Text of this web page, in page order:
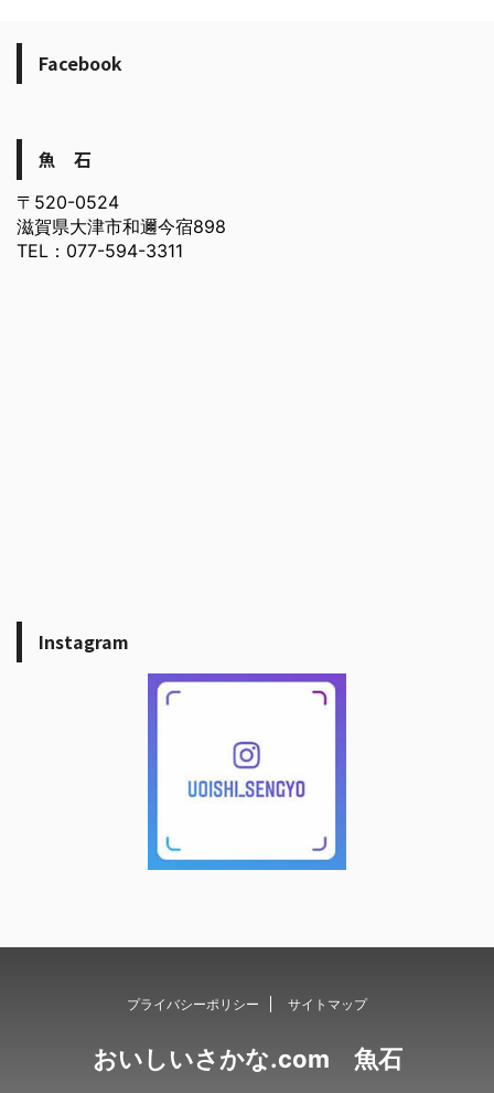
Facebook
魚 石
〒520-0524
滋賀県大津市和邇今宿898
TEL：077-594-3311
Instagram
プライバシーポリシー サイトマップ
おいしいさかな.com 魚石